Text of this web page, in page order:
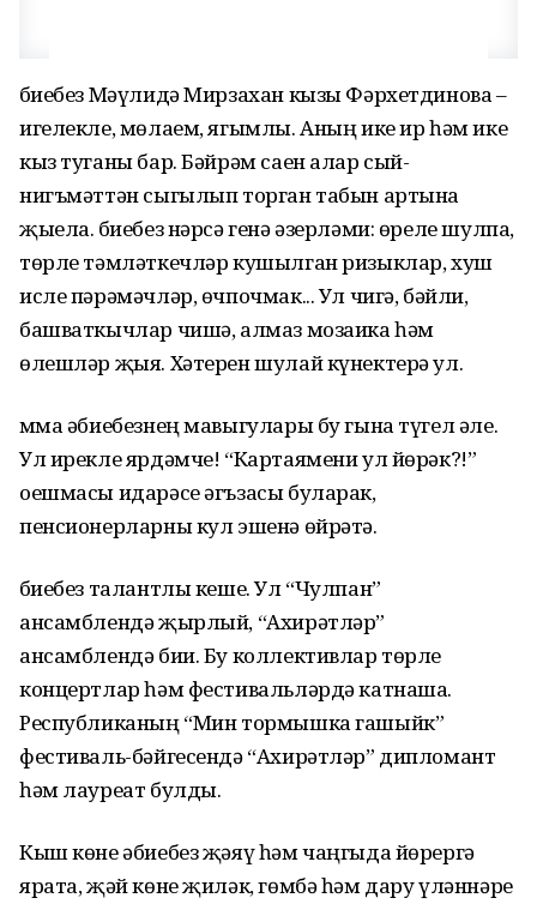
Әбиебез Мәүлидә Мирзахан кызы Фәрхетдинова –
игелекле, мөлаем, ягымлы. Аның ике ир һәм ике
кыз туганы бар. Бәйрәм саен алар сый-
нигъмәттән сыгылып торган табын артына
җыела. Әбиебез нәрсә генә әзерләми: өреле шулпа,
төрле тәмләткечләр кушылган ризыклар, хуш
исле пәрәмәчләр, өчпочмак... Ул чигә, бәйли,
башваткычлар чишә, алмаз мозаика һәм
өлешләр җыя. Хәтерен шулай күнектерә ул.
Әмма әбиебезнең мавыгулары бу гына түгел әле.
Ул ирекле ярдәмче! “Картаямени ул йөрәк?!”
оешмасы идарәсе әгъзасы буларак,
пенсионерларны кул эшенә өйрәтә.
Әбиебез талантлы кеше. Ул “Чулпан”
ансамблендә җырлый, “Ахирәтләр”
ансамблендә бии. Бу коллективлар төрле
концертлар һәм фестивальләрдә катнаша.
Республиканың “Мин тормышка гашыйк”
фестиваль-бәйгесендә “Ахирәтләр” дипломант
һәм лауреат булды.
Кыш көне әбиебез җәяү һәм чаңгыда йөрергә
ярата, җәй көне җиләк, гөмбә һәм дару үләннәре